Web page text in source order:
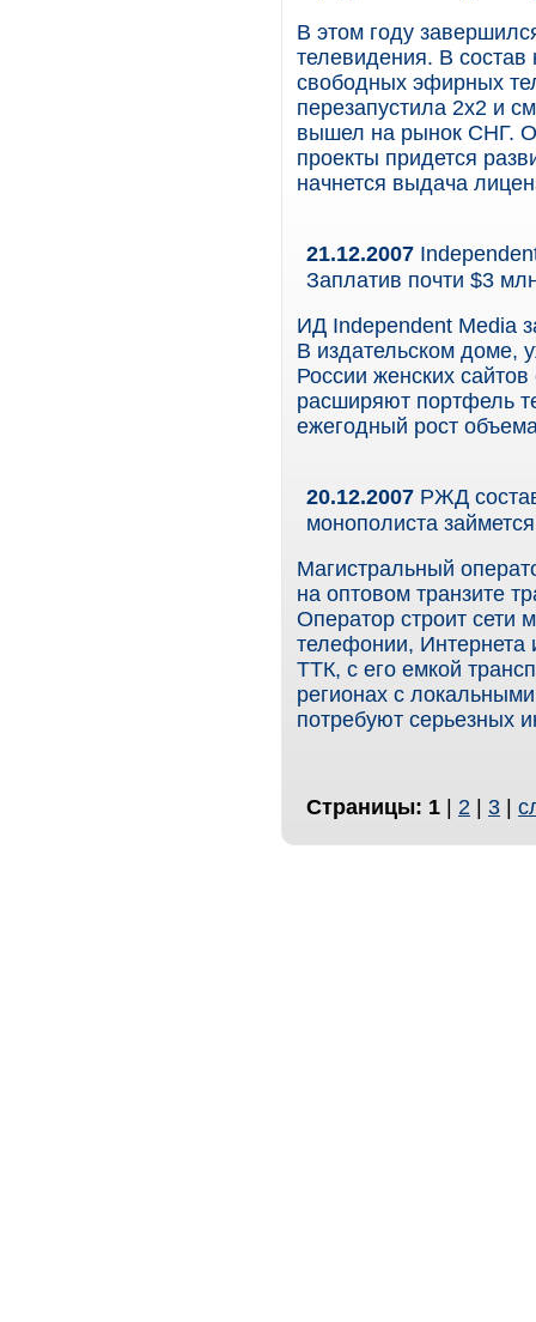
В этом году
телевидения. В
свободных эфирных
перезапустила 2х2 и
вышел на рынок СНГ.
проекты придется
начнется выдача
21.12.2007
Заплатив почти $3
ИД Independent Media
В издательском доме,
России женских
расширяют портфель
ежегодный рост
20.12.2007 РЖД
монополиста
Магистральный
на оптовом транзите
Оператор строит сети
телефонии, Интернета
ТТК, с его емкой
регионах с
потребуют серьезных
Страницы: 1 | 2 | 3 |